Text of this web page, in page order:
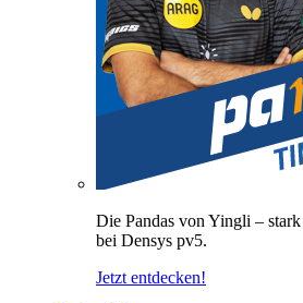
Die Pandas von Yingli –
bei Densys pv5.
Jetzt entdecken!